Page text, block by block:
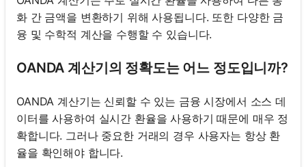
화 간 금액을 변환하기 위해 사용됩니다. 또한 다양한 금
융 및 수학적 계산을 수행할 수 있습니다.
OANDA 계산기의 정확도는 어느 정도입니까?
OANDA 계산기는 신뢰할 수 있는 금융 시장에서 소스 데
이터를 사용하여 실시간 환율을 사용하기 때문에 매우 정
확합니다. 그러나 중요한 거래의 경우 사용자는 항상 환
율을 확인해야 합니다.